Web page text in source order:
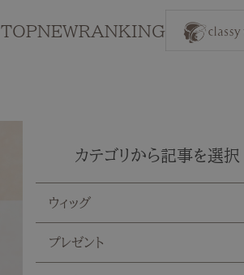
TOPNEWRANKING
カテゴリから記事を選択
ウィッグ
プレゼント